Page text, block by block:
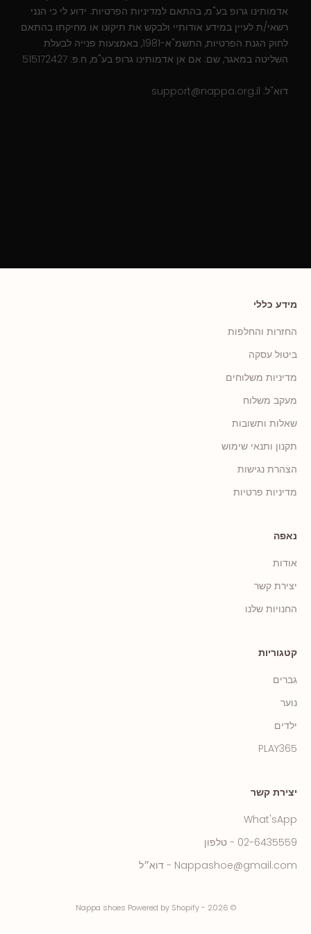
אדמותינו גרופ בע"מ, בהתאם למדיניות הפרטיות. ידוע לי כי הנני
רשאי/ת לעיין במידע אודותיי ולבקש את תיקונו או מחיקתו בהתאם
לחוק הגנת הפרטיות, התשמ"א-1981, באמצעות פנייה לבעלת
השליטה במאגר, שם: אם אן אדמותינו גרופ בע"מ, ח.פ: 515172427
דוא"ל: support@nappa.org.il
מידע כללי
החזרות והחלפות
ביטול עסקה
מדיניות משלוחים
מעקב משלוח
שאלות ותשובות
תקנון ותנאי שימוש
הצהרת נגישות
מדיניות פרטיות
נאפה
אודות
יצירת קשר
החנויות שלנו
קטגוריות
גברים
נוער
ילדים
PLAY365
יצירת קשר
What'sApp
02-6435559 - טלפון
Nappashoe@gmail.com - דוא״ל
© 2026 - Nappa shoes Powered by Shopify